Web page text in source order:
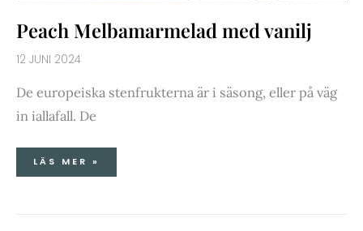
Peach Melbamarmelad med vanilj
12 JUNI 2024
De europeiska stenfrukterna är i säsong, eller på väg
in iallafall. De
LÄS MER »